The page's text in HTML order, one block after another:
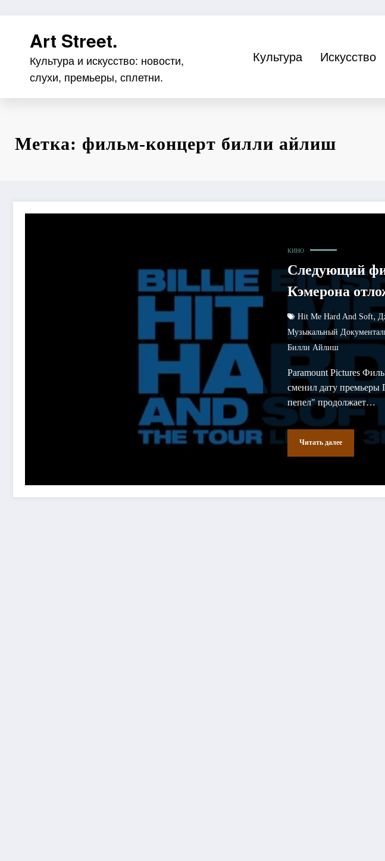
содержимомуArt Street.
Культура и искусство: новости,
слухи, премьеры, сплетни.
Культура Искусство
Метка: фильм-концерт билли айлиш
КИНО
Следующий
Кэмерона
Hit Me Hard And Soft,
Музыкальный
Билли Айлиш
Paramount Pictures
сменил дату
пепел" продолжает…
Читать далее